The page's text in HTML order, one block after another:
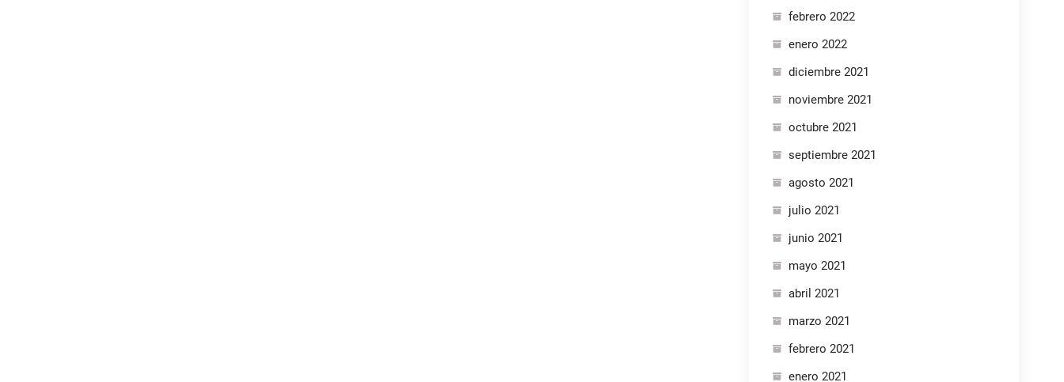
febrero 2022
enero 2022
diciembre 2021
noviembre 2021
octubre 2021
septiembre 2021
agosto 2021
julio 2021
junio 2021
mayo 2021
abril 2021
marzo 2021
febrero 2021
enero 2021